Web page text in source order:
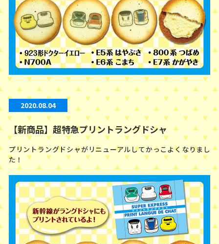
2020.08.04
【新商品】超特急プリントラングドシャ
プリントラングドシャがリニューアルしてかっこよくなりまし
た！